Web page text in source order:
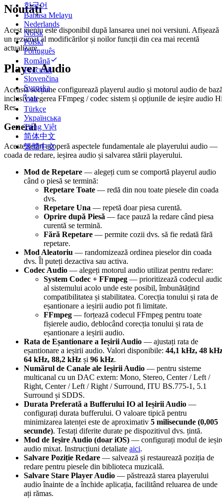
한국어
Bahasa Melayu
Nederlands
Norsk
Polski
Português
Română
Русский
Slovenčina
Svenska
ไทย
Türkçe
Українська
Tiếng Việt
简体中文
繁體中文
Noutăți
Acest meniu este disponibil după lansarea unei noi versiuni. Afișează
un rezumat al modificărilor și noilor funcții din cea mai recentă
actualizare.
Player Audio
Această secțiune configurează playerul audio și motorul audio de
inclusiv alegerea FFmpeg / codec sistem și opțiunile de ieșire audio
Res.
General
Aceste setări acoperă aspectele fundamentale ale playerului audio —
coada de redare, ieșirea audio și salvarea stării playerului.
Mod de Repetare — alegeți cum se comportă playerul audio
când o piesă se termină:
Repetare Toate — redă din nou toate piesele din coada
dvs.
Repetare Una — repetă doar piesa curentă.
Oprire după Piesă — face pauză la redare când piesa
curentă se termină.
Fără Repetare — permite cozii dvs. să fie redată fără
repetare.
Mod Aleatoriu — randomizează ordinea pieselor din coada
dvs. Îl puteți dezactiva sau activa.
Codec Audio — alegeți motorul audio utilizat pentru redare:
System Codec + FFmpeg — prioritizează codecul
al sistemului acolo unde este posibil, îmbunătățind
compatibilitatea și stabilitatea. Corecția tonului și rata de
eșantionare a ieșirii audio pot fi limitate.
FFmpeg — forțează codecul FFmpeg pentru toate
fișierele audio, deblocând corecția tonului și rata de
eșantionare a ieșirii audio.
Rata de Eșantionare a Ieșirii Audio — ajustați rata de
eșantionare a ieșirii audio. Valori disponibile: 44,1 kHz, 48
64 kHz, 88,2 kHz și 96 kHz.
Numărul de Canale ale Ieșirii Audio — pentru sisteme
multicanal cu un DAC extern: Mono, Stereo, Center / Left /
Right, Center / Left / Right / Surround, ITU BS.775-1, 5.1
Surround și SDDS.
Durata Preferată a Bufferului IO al Ieșirii Audio —
configurați durata bufferului. O valoare tipică pentru
minimizarea latenței este de aproximativ 5 milisecunde (0,005
secunde). Testați diferite durate pe dispozitivul dvs. țintă.
Mod de Ieșire Audio (doar iOS) — configurați modul de
audio mixat. Instrucțiuni detaliate aici.
Salvare Poziție Redare — salvează și restaurează poziția de
redare pentru piesele din biblioteca muzicală.
Salvare Stare Player Audio — păstrează starea playerului
audio înainte de a închide aplicația, facilitând reluarea de unde
ați rămas.